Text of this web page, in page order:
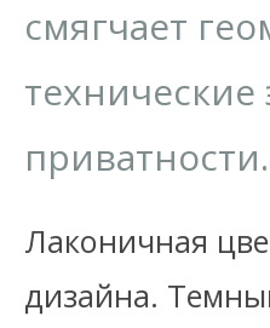
смягчает
приватности.
Лаконичная
дизайна.